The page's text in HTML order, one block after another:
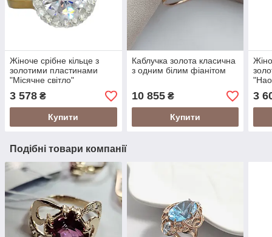
Жіноче срібне кільце з
золотими пластинами
"Місячне світло"
3 578 ₴
Купити
Каблучка золота класична
з одним білим фіанітом
10 855₴
Купити
3
Подібні товари компанії